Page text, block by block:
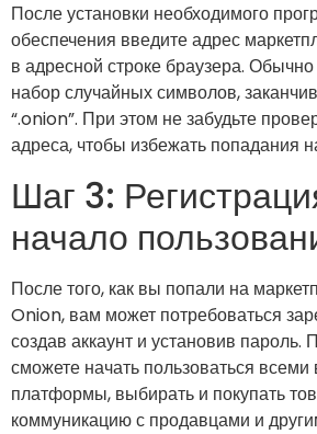
После установки необходимого
обеспечения введите адрес
в адресной строке браузера.
набор случайных символов,
“.onion”. При этом не забудьте
адреса, чтобы избежать попадания
Шаг 3:
начало
После того, как вы попали на
Onion, вам может потребоваться
создав аккаунт и установив пароль.
сможете начать пользоваться
платформы, выбирать и покупать
коммуникацию с продавцами и